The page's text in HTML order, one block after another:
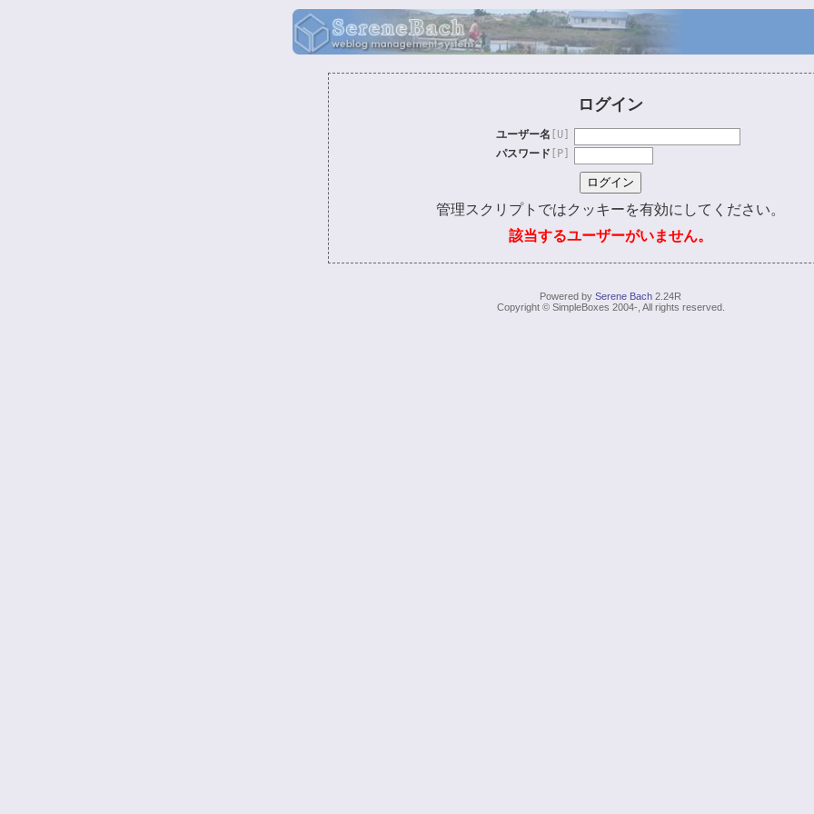
ログイン
ユーザー名 [U]
パスワード [P]
管理スクリプトではクッキーを有効にしてください。
該当するユーザーがいません。
Powered by Serene Bach 2.24R
Copyright © SimpleBoxes 2004-, All rights reserved.